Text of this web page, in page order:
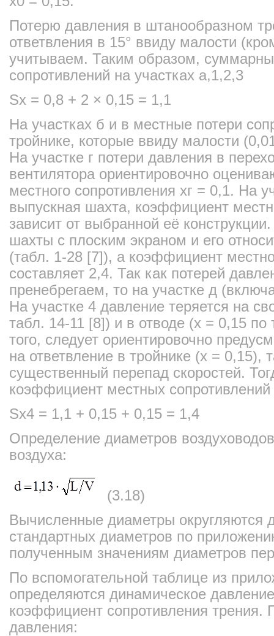
Потерю давления в штанообразном
ответвления в 15° ввиду малости
учитываем. Таким образом,
сопротивлений на участках а,1,2,3
Sx = 0,8 + 2 × 0,15 = 1,1
На участках б и в местные потери
тройнике, которые ввиду малости
На участке г потери давления в
вентилятора ориентировочно
местного сопротивления xг = 0,1. На
выпускная шахта, коэффициент
зависит от выбранной её
шахты с плоским экраном и его
(табл. 1-28 [7]), а коэффициент
составляет 2,4. Так как потерей
пренебрегаем, то на участке д
На участке 4 давление теряется на
табл. 14-11 [8]) и в отводе (x = 0,15
того, следует ориентировочно
на ответвление в тройнике (x = 0,15),
существенный перепад скоростей.
коэффициент местных сопротивлений
Sx4 = 1,1 + 0,15 + 0,15 = 1,4
Определение диаметров
воздуха:
(3.18)
Вычисленные диаметры округляются
стандартных диаметров по
полученным значениям диаметров
По вспомогательной таблице из
определяются динамическое
коэффициент сопротивления трения.
давления: